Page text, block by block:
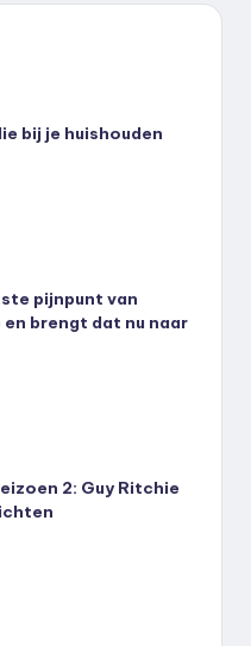
bij je huishouden
pijnpunt van
brengt dat nu naar
2: Guy Ritchie